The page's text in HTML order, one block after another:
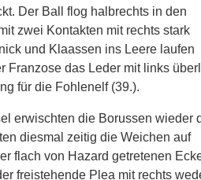
Der Ball flog halbrechts in den
zwei Kontakten mit rechts stark
und Klaassen ins Leere laufen
Franzose das Leder mit links
für die Fohlenelf (39.).
erwischten die Borussen wieder
diesmal zeitig die Weichen auf
flach von Hazard getretenen
freistehende Plea mit rechts